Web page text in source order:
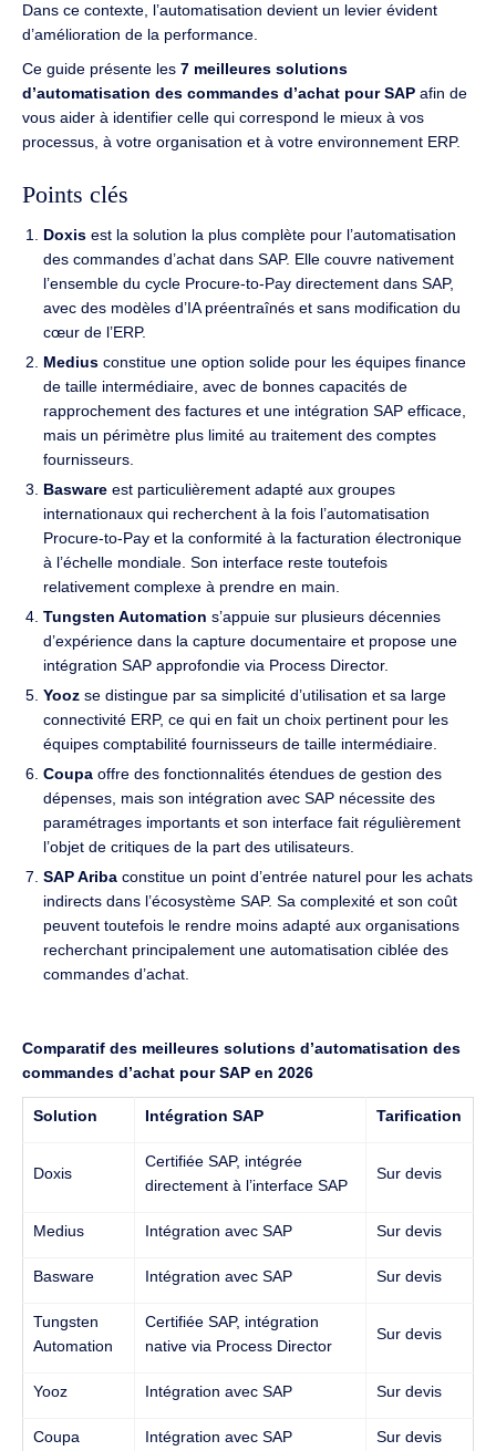
Dans ce contexte, l’automatisation devient un levier évident
d’amélioration de la performance.
Ce guide présente les 7 meilleures solutions
d’automatisation des commandes d’achat pour SAP afin de
vous aider à identifier celle qui correspond le mieux à vos
processus, à votre organisation et à votre environnement ERP.
Points clés
Doxisest la solution la plus complète pour l’automatisation
des commandes d’achat dans SAP. Elle couvre nativement
l’ensemble du cycle Procure-to-Pay directement dans SAP,
avec des modèles d’IA préentraînés et sans modification du
cœur de l’ERP.
Mediusconstitue une option solide pour les équipes finance
de taille intermédiaire, avec de bonnes capacités de
rapprochement des factures et une intégration SAP efficace,
mais un périmètre plus limité au traitement des comptes
fournisseurs.
Baswareest particulièrement adapté aux groupes
internationaux qui recherchent à la fois l’automatisation
Procure-to-Pay et la conformité à la facturation électronique
à l’échelle mondiale. Son interface reste toutefois
relativement complexe à prendre en main.
Tungsten Automation s’appuie sur plusieurs décennies
d’expérience dans la capture documentaire et propose une
intégration SAP approfondie via Process Director.
Yoozse distingue par sa simplicité d’utilisation et sa large
connectivité ERP, ce qui en fait un choix pertinent pour les
équipes comptabilité fournisseurs de taille intermédiaire.
Coupaoffre des fonctionnalités étendues de gestion des
dépenses, mais son intégration avec SAP nécessite des
paramétrages importants et son interface fait régulièrement
l’objet de critiques de la part des utilisateurs.
SAP Aribaconstitue un point d’entrée naturel pour les achats
indirects dans l’écosystème SAP. Sa complexité et son coût
peuvent toutefois le rendre moins adapté aux organisations
recherchant principalement une automatisation ciblée des
commandes d’achat.
Comparatif des meilleures solutions d’automatisation des
commandes d’achat pour SAP en 2026
Solution Intégration SAP Tarification
Doxis
Certifiée SAP, intégrée
directement à l’interface SAP
Sur devis
Medius Intégration avec SAP Sur devis
Basware Intégration avec SAP Sur devis
Tungsten
Automation
Certifiée SAP, intégration
native via Process Director
Sur devis
Yooz Intégration avec SAP Sur devis
Coupa Intégration avec SAP Sur devis